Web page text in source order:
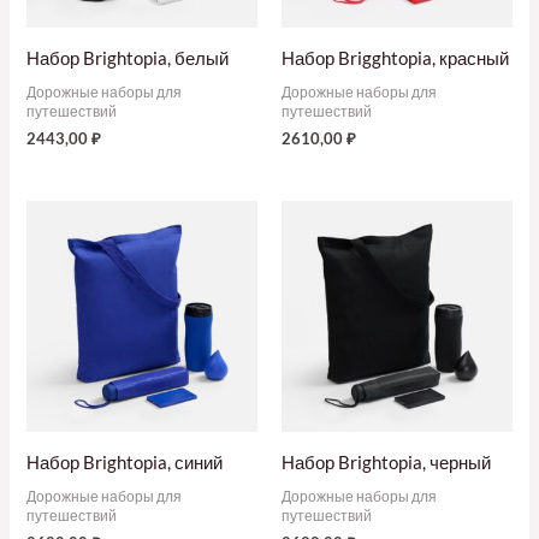
Набор Brightopia, белый
Дорожные наборы для
путешествий
2443,00₽
Набор Brigghtopia, красный
Дорожные наборы для
путешествий
2610,00₽
Набор Brightopia, синий
Дорожные наборы для
путешествий
Набор Brightopia, черный
Дорожные наборы для
путешествий